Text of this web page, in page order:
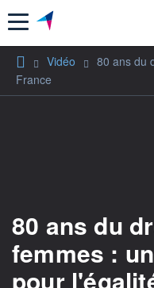
Menu
Vidéo
80 ans du
France
80 ans du
femmes :
pour